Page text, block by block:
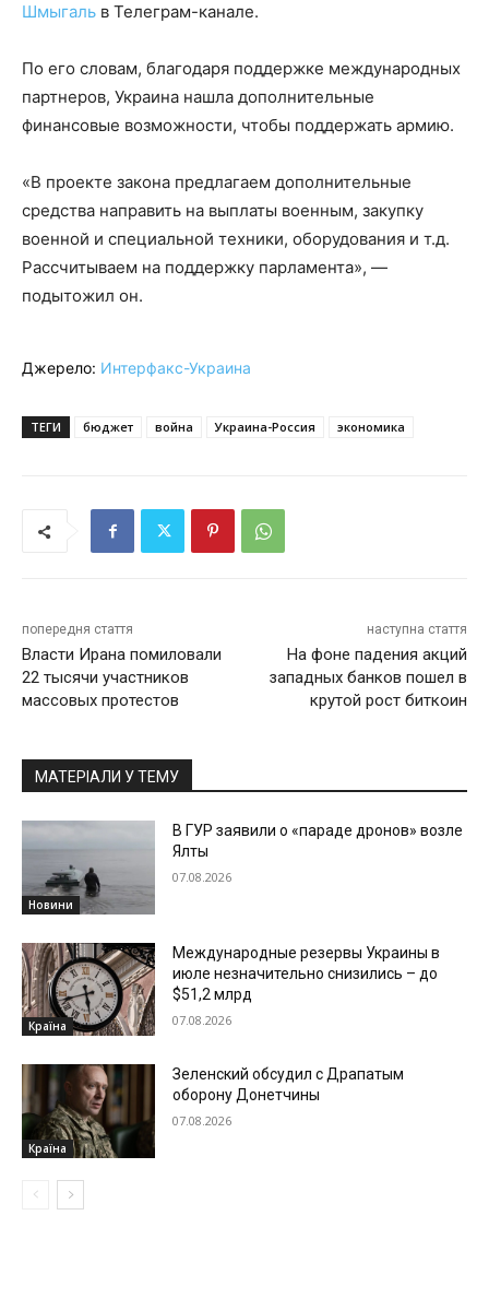
Шмыгаль в Телеграм-канале.
По его словам, благодаря поддержке международных
партнеров, Украина нашла дополнительные
финансовые возможности, чтобы поддержать армию.
«В проекте закона предлагаем дополнительные
средства направить на выплаты военным, закупку
военной и специальной техники, оборудования и т.д.
Рассчитываем на поддержку парламента», —
подытожил он.
Джерело: Интерфакс-Украина
ТЕГИ бюджет война Украина-Россия экономика
попередня стаття
Власти Ирана помиловали
22 тысячи участников
массовых протестов
наступна стаття
На фоне падения акций
западных банков пошел в
крутой рост биткоин
МАТЕРІАЛИ У ТЕМУ
Новини
В ГУР заявили о «параде дронов» возле
Ялты
07.08.2026
Країна
Международные резервы Украины в
июле незначительно снизились – до
$51,2 млрд
07.08.2026
Країна
Зеленский обсудил с Драпатым
оборону Донетчины
07.08.2026